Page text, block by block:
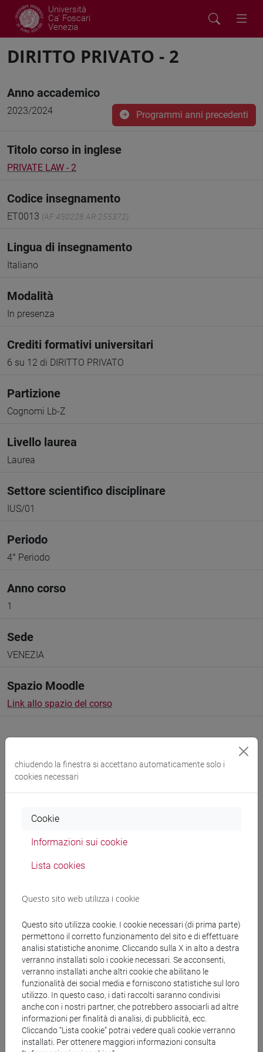
Università
Ca' Foscari
Venezia
DIRITTO PRIVATO - 2
Anno accademico
2023/2024 Programmi anni precedenti
Titolo corso in inglese
PRIVATE LAW - 2
Codice insegnamento
ET0013 (AF:450228 AR:255372)
Lingua di insegnamento
Italiano
Modalità
In presenza
Crediti formativi universitari
6 su 12 di DIRITTO PRIVATO
Partizione
Cognomi Lb-Z
Livello laurea
Laurea
Settore scientifico disciplinare
IUS/01
Periodo
4° Periodo
Anno corso
1
Sede
VENEZIA
Spazio Moodle
Link allo spazio del corso
Materiali didattici
Materiali su Moodle
Corsi di studio e percorsi
[ET4] ECONOMIA E COMMERCIO - Laurea
economia e commercio
chiudendo la finestra si accettano automaticamente solo i
cookies necessari
Cookie
Informazioni sui cookie
Lista cookies
Questo sito web utilizza i cookie
Questo sito utilizza cookie. I cookie necessari (di prima parte)
permettono il corretto funzionamento del sito e di effettuare
analisi statistiche anonime. Cliccando sulla X in alto a destra
verranno installati solo i cookie necessari. Se acconsenti,
verranno installati anche altri cookie che abilitano le
funzionalità dei social media e forniscono statistiche sul loro
utilizzo. In questo caso, i dati raccolti saranno condivisi
anche con i nostri partner, che potrebbero associarli ad altre
informazioni per finalità di analisi, di pubblicità, ecc.
Cliccando “Lista cookie” potrai vedere quali cookie verranno
installati. Per ottenere maggiori informazioni consulta